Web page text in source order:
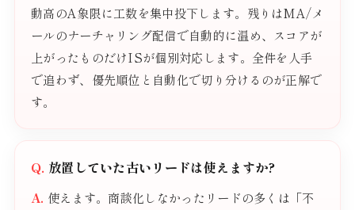
動高のA象限に工数を集中投下します。残りはMA/メ
ールのナーチャリング配信で自動的に温め、スコアが
上がったものだけISが個別対応します。全件を人手
で追わず、優先順位と自動化で切り分けるのが正解で
す。
放置していた古いリードは使えますか?
使えます。商談化しなかったリードの多くは「不